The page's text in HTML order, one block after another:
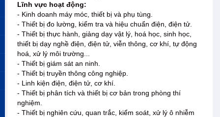
Lĩnh vực hoạt động:
- Kinh doanh máy móc, thiết bị và phụ tùng.
- Thiết bị đo lường, kiểm tra và hiệu chuẩn điện, điện tử.
- Thiết bị thực hành, giảng dạy vật lý, hoá học, sinh học,
thiết bị dạy nghề điện, điện tử, viễn thông, cơ khí, tự động
hoá, xử lý môi trường...
- Thiết bị giám sát an ninh.
- Thiết bị truyền thông công nghiệp.
- Linh kiện điện, điện tử, cơ khí.
- Thiết bị phân tích và thiết bị cơ bản trong phòng thí
nghiệm.
- Thiết bị nghiên cứu, quan trắc, kiểm soát, xử lý ô nhiễm